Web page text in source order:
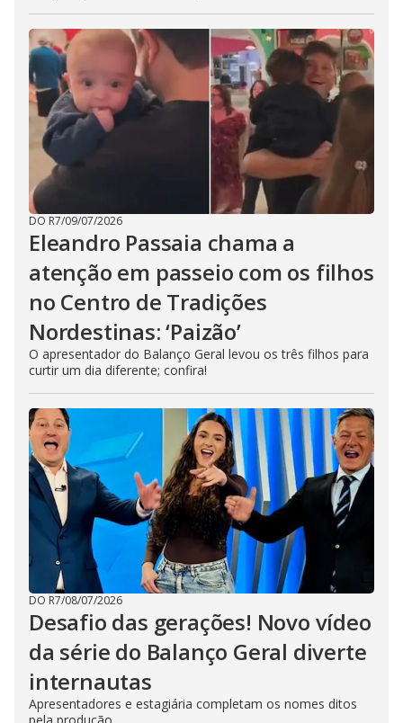
DO R7/09/07/2026
Eleandro Passaia chama a
atenção em passeio com os filhos
no Centro de Tradições
Nordestinas: ‘Paizão’
O apresentador do Balanço Geral levou os três filhos para
curtir um dia diferente; confira!
DO R7/08/07/2026
Desafio das gerações! Novo vídeo
da série do Balanço Geral diverte
internautas
Apresentadores e estagiária completam os nomes ditos